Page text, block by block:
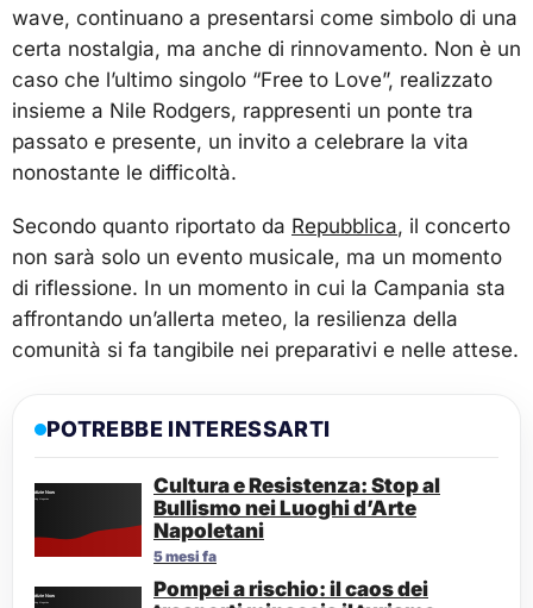
wave, continuano a presentarsi come simbolo di una
certa nostalgia, ma anche di rinnovamento. Non è un
caso che l’ultimo singolo “Free to Love”, realizzato
insieme a Nile Rodgers, rappresenti un ponte tra
passato e presente, un invito a celebrare la vita
nonostante le difficoltà.
Secondo quanto riportato da Repubblica, il concerto
non sarà solo un evento musicale, ma un momento
di riflessione. In un momento in cui la Campania sta
affrontando un’allerta meteo, la resilienza della
comunità si fa tangibile nei preparativi e nelle attese.
POTREBBE INTERESSARTI
Cultura e Resistenza: Stop al
Bullismo nei Luoghi d’Arte
Napoletani
5 mesi fa
Pompei a rischio: il caos dei